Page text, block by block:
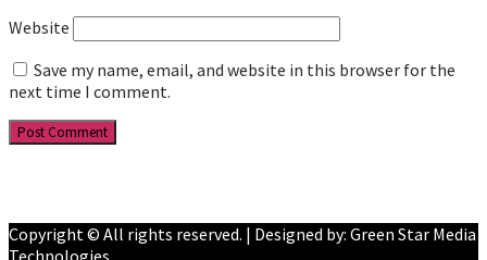
Website
Save my name, email, and website in this browser for the
next time I comment.
Copyright © All rights reserved. | Designed by: Green Star Media